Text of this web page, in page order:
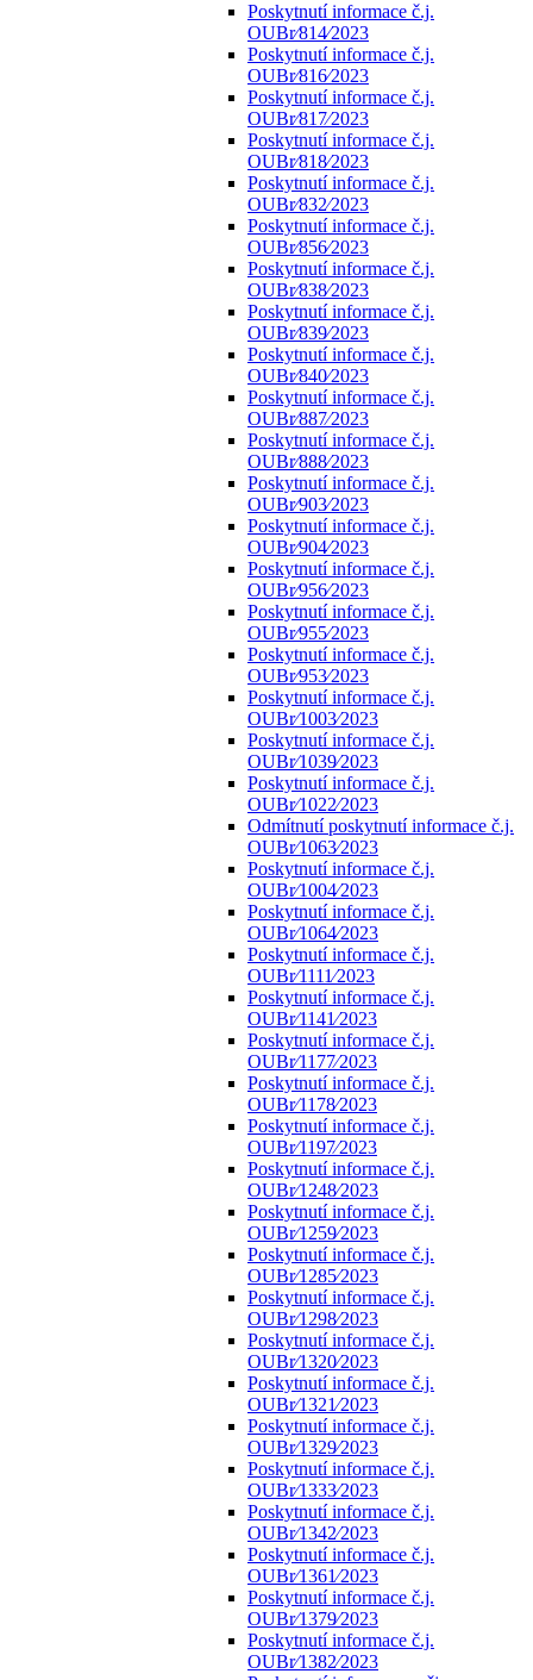
Poskytnutí informace č.j.
OUBr⁄814⁄2023
Poskytnutí informace č.j.
OUBr⁄816⁄2023
Poskytnutí informace č.j.
OUBr⁄817⁄2023
Poskytnutí informace č.j.
OUBr⁄818⁄2023
Poskytnutí informace č.j.
OUBr⁄832⁄2023
Poskytnutí informace č.j.
OUBr⁄856⁄2023
Poskytnutí informace č.j.
OUBr⁄838⁄2023
Poskytnutí informace č.j.
OUBr⁄839⁄2023
Poskytnutí informace č.j.
OUBr⁄840⁄2023
Poskytnutí informace č.j.
OUBr⁄887⁄2023
Poskytnutí informace č.j.
OUBr⁄888⁄2023
Poskytnutí informace č.j.
OUBr⁄903⁄2023
Poskytnutí informace č.j.
OUBr⁄904⁄2023
Poskytnutí informace č.j.
OUBr⁄956⁄2023
Poskytnutí informace č.j.
OUBr⁄955⁄2023
Poskytnutí informace č.j.
OUBr⁄953⁄2023
Poskytnutí informace č.j.
OUBr⁄1003⁄2023
Poskytnutí informace č.j.
OUBr⁄1039⁄2023
Poskytnutí informace č.j.
OUBr⁄1022⁄2023
Odmítnutí poskytnutí informace č.j.
OUBr⁄1063⁄2023
Poskytnutí informace č.j.
OUBr⁄1004⁄2023
Poskytnutí informace č.j.
OUBr⁄1064⁄2023
Poskytnutí informace č.j.
OUBr⁄1111⁄2023
Poskytnutí informace č.j.
OUBr⁄1141⁄2023
Poskytnutí informace č.j.
OUBr⁄1177⁄2023
Poskytnutí informace č.j.
OUBr⁄1178⁄2023
Poskytnutí informace č.j.
OUBr⁄1197⁄2023
Poskytnutí informace č.j.
OUBr⁄1248⁄2023
Poskytnutí informace č.j.
OUBr⁄1259⁄2023
Poskytnutí informace č.j.
OUBr⁄1285⁄2023
Poskytnutí informace č.j.
OUBr⁄1298⁄2023
Poskytnutí informace č.j.
OUBr⁄1320⁄2023
Poskytnutí informace č.j.
OUBr⁄1321⁄2023
Poskytnutí informace č.j.
OUBr⁄1329⁄2023
Poskytnutí informace č.j.
OUBr⁄1333⁄2023
Poskytnutí informace č.j.
OUBr⁄1342⁄2023
Poskytnutí informace č.j.
OUBr⁄1361⁄2023
Poskytnutí informace č.j.
OUBr⁄1379⁄2023
Poskytnutí informace č.j.
OUBr⁄1382⁄2023